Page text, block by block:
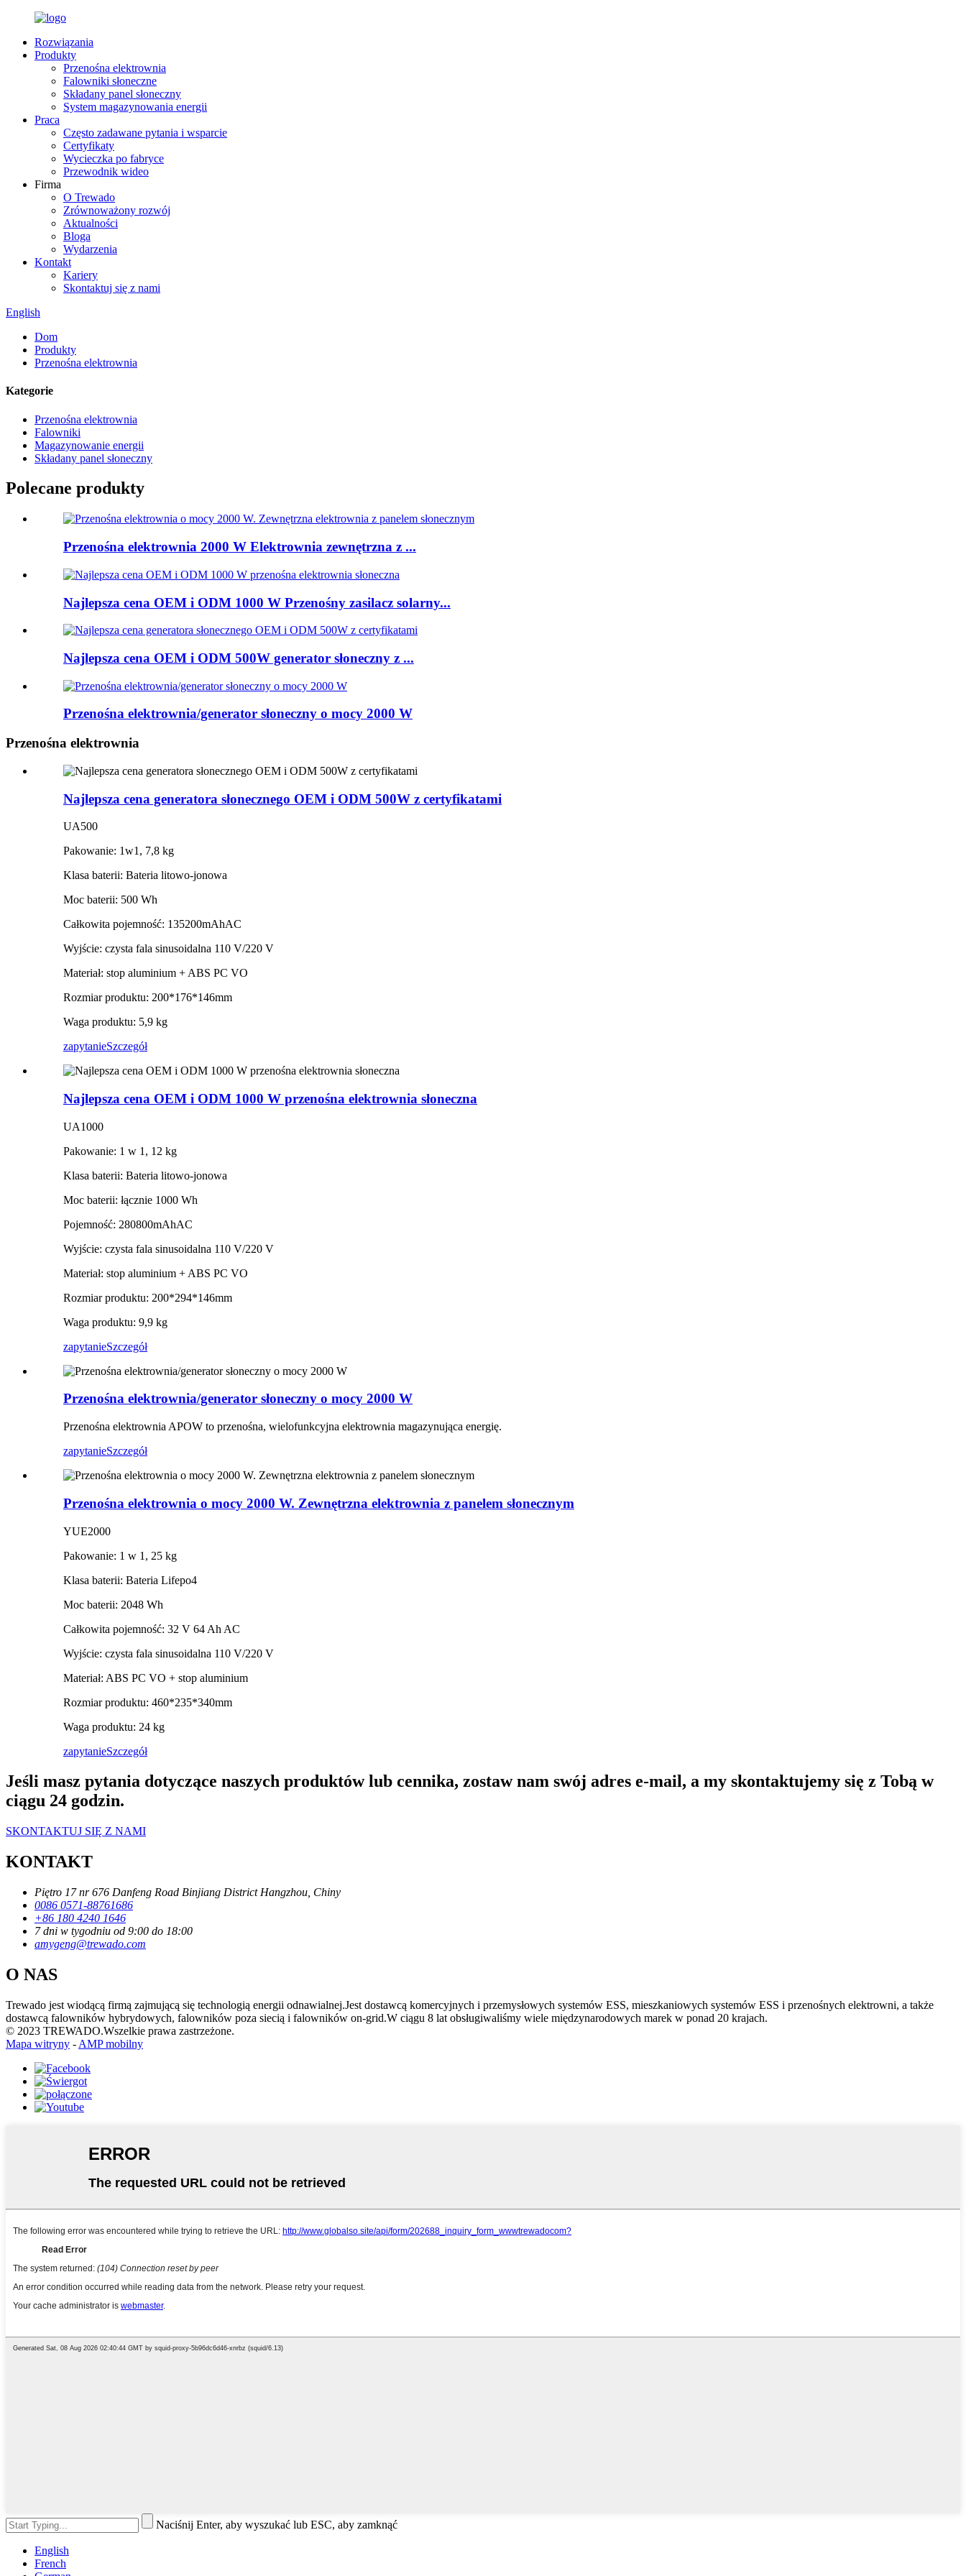
Rozwiązania
Produkty
Przenośna elektrownia
Falowniki słoneczne
Składany panel słoneczny
System magazynowania energii
Praca
Często zadawane pytania i wsparcie
Certyfikaty
Wycieczka po fabryce
Przewodnik wideo
Firma
O Trewado
Zrównoważony rozwój
Aktualności
Bloga
Wydarzenia
Kontakt
Kariery
Skontaktuj się z nami
English
Dom
Produkty
Przenośna elektrownia
Kategorie
Przenośna elektrownia
Falowniki
Magazynowanie energii
Składany panel słoneczny
Polecane produkty
Przenośna elektrownia 2000 W Elektrownia zewnętrzna z ...
Najlepsza cena OEM i ODM 1000 W Przenośny zasilacz solarny...
Najlepsza cena OEM i ODM 500W generator słoneczny z ...
Przenośna elektrownia/generator słoneczny o mocy 2000 W
Przenośna elektrownia
Najlepsza cena generatora słonecznego OEM i ODM 500W z certyfikatami
UA500
Pakowanie: 1w1, 7,8 kg
Klasa baterii: Bateria litowo-jonowa
Moc baterii: 500 Wh
Całkowita pojemność: 135200mAhAC
Wyjście: czysta fala sinusoidalna 110 V/220 V
Materiał: stop aluminium + ABS PC VO
Rozmiar produktu: 200*176*146mm
Waga produktu: 5,9 kg
zapytanieSzczegół
Najlepsza cena OEM i ODM 1000 W przenośna elektrownia słoneczna
UA1000
Pakowanie: 1 w 1, 12 kg
Klasa baterii: Bateria litowo-jonowa
Moc baterii: łącznie 1000 Wh
Pojemność: 280800mAhAC
Wyjście: czysta fala sinusoidalna 110 V/220 V
Materiał: stop aluminium + ABS PC VO
Rozmiar produktu: 200*294*146mm
Waga produktu: 9,9 kg
zapytanieSzczegół
Przenośna elektrownia/generator słoneczny o mocy 2000 W
Przenośna elektrownia APOW to przenośna, wielofunkcyjna elektrownia magazynująca energię.
zapytanieSzczegół
Przenośna elektrownia o mocy 2000 W. Zewnętrzna elektrownia z panelem słonecznym
YUE2000
Pakowanie: 1 w 1, 25 kg
Klasa baterii: Bateria Lifepo4
Moc baterii: 2048 Wh
Całkowita pojemność: 32 V 64 Ah AC
Wyjście: czysta fala sinusoidalna 110 V/220 V
Materiał: ABS PC VO + stop aluminium
Rozmiar produktu: 460*235*340mm
Waga produktu: 24 kg
zapytanieSzczegół
Jeśli masz pytania dotyczące naszych produktów lub cennika, zostaw nam swój adres e-mail, a my skontaktujemy się z Tobą w
ciągu 24 godzin.
SKONTAKTUJ SIĘ Z NAMI
KONTAKT
Piętro 17 nr 676 Danfeng Road Binjiang District Hangzhou, Chiny
0086 0571-88761686
+86 180 4240 1646
7 dni w tygodniu od 9:00 do 18:00
amygeng@trewado.com
O NAS
Trewado jest wiodącą firmą zajmującą się technologią energii odnawialnej.Jest dostawcą komercyjnych i przemysłowych systemów ESS, mieszkaniowych systemów ESS i przenośnych elektrowni, a także
dostawcą falowników hybrydowych, falowników poza siecią i falowników on-grid.W ciągu 8 lat obsługiwaliśmy wiele międzynarodowych marek w ponad 20 krajach.
© 2023 TREWADO.Wszelkie prawa zastrzeżone.
Mapa witryny - AMP mobilny
Naciśnij Enter, aby wyszukać lub ESC, aby zamknąć
English
French